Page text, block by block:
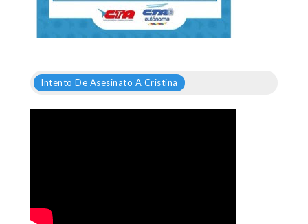
Intento De Asesinato A Cristina